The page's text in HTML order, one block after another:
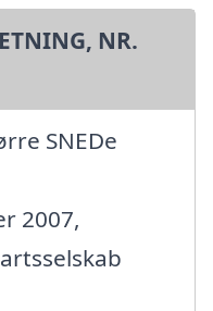
NR.
SNEDe
2007,